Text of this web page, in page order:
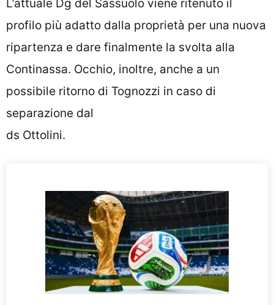
L’attuale Dg del Sassuolo viene ritenuto il
profilo più adatto dalla proprietà per una nuova
ripartenza e dare finalmente la svolta alla
Continassa. Occhio, inoltre, anche a un
possibile ritorno di Tognozzi in caso di
separazione dal
ds Ottolini.